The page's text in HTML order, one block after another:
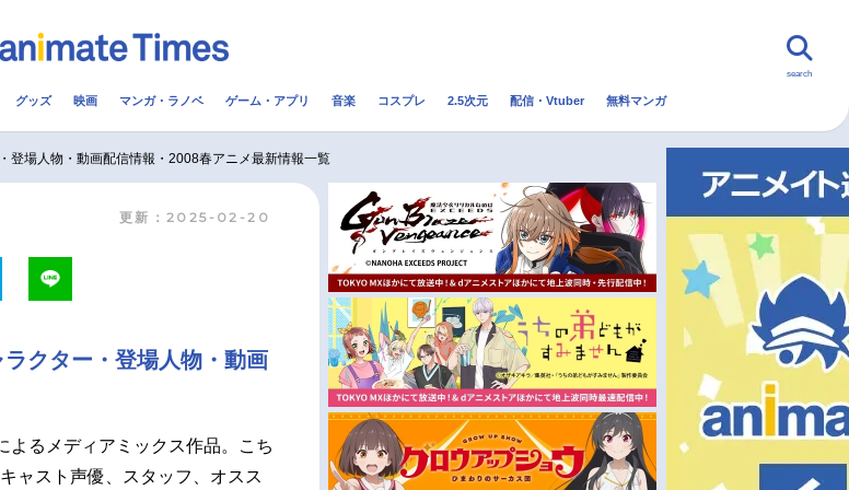
2.5次元 配信・Vtuber トレンド 無料マンガ
メ映画一覧
声優/女性声優一覧
今期アニメ曜日別一覧
夏アニメ
秋アニメ
冬アニメ
search
グッズ 映画 マンガ・ラノベ ゲーム・アプリ 音楽 コスプレ 2.5次元 配信・Vtuber 無料マンガ
登場人物・動画配信情報・2008春アニメ最新情報一覧
更新：2025-02-20
クター・登場人物・動画
よるメディアミックス作品。こち
ャスト声優、スタッフ、オスス